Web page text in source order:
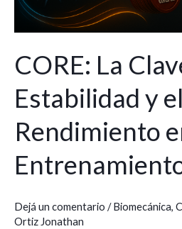
CORE: La
Estabilidad y el
Rendimiento
Dejá un comentario /Biomecánica,
Ortiz Jonathan
Entrenamiento
de
Fuerza